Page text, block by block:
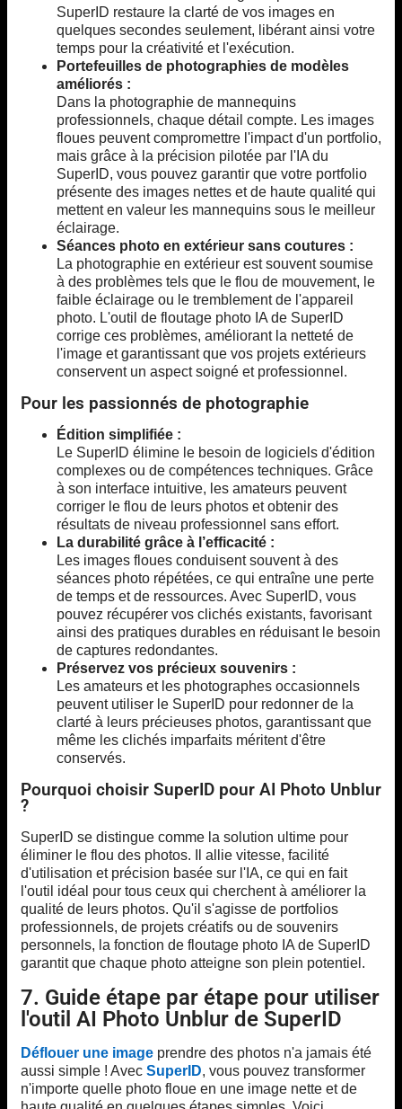
SuperID restaure la clarté de vos images en
quelques secondes seulement, libérant ainsi votre
temps pour la créativité et l'exécution.
Portefeuilles de photographies de modèles
améliorés :
Dans la photographie de mannequins
professionnels, chaque détail compte. Les images
floues peuvent compromettre l'impact d'un portfolio,
mais grâce à la précision pilotée par l'IA du
SuperID, vous pouvez garantir que votre portfolio
présente des images nettes et de haute qualité qui
mettent en valeur les mannequins sous le meilleur
éclairage.
Séances photo en extérieur sans coutures :
La photographie en extérieur est souvent soumise
à des problèmes tels que le flou de mouvement, le
faible éclairage ou le tremblement de l'appareil
photo. L'outil de floutage photo IA de SuperID
corrige ces problèmes, améliorant la netteté de
l'image et garantissant que vos projets extérieurs
conservent un aspect soigné et professionnel.
Pour les passionnés de photographie
Édition simplifiée :
Le SuperID élimine le besoin de logiciels d'édition
complexes ou de compétences techniques. Grâce
à son interface intuitive, les amateurs peuvent
corriger le flou de leurs photos et obtenir des
résultats de niveau professionnel sans effort.
La durabilité grâce à l’efficacité :
Les images floues conduisent souvent à des
séances photo répétées, ce qui entraîne une perte
de temps et de ressources. Avec SuperID, vous
pouvez récupérer vos clichés existants, favorisant
ainsi des pratiques durables en réduisant le besoin
de captures redondantes.
Préservez vos précieux souvenirs :
Les amateurs et les photographes occasionnels
peuvent utiliser le SuperID pour redonner de la
clarté à leurs précieuses photos, garantissant que
même les clichés imparfaits méritent d'être
conservés.
Pourquoi choisir SuperID pour AI Photo Unblur
?
SuperID se distingue comme la solution ultime pour
éliminer le flou des photos. Il allie vitesse, facilité
d'utilisation et précision basée sur l'IA, ce qui en fait
l'outil idéal pour tous ceux qui cherchent à améliorer la
qualité de leurs photos. Qu'il s'agisse de portfolios
professionnels, de projets créatifs ou de souvenirs
personnels, la fonction de floutage photo IA de SuperID
garantit que chaque photo atteigne son plein potentiel.
7. Guide étape par étape pour utiliser
l'outil AI Photo Unblur de SuperID
Déflouer une image prendre des photos n'a jamais été
aussi simple ! Avec SuperID, vous pouvez transformer
n'importe quelle photo floue en une image nette et de